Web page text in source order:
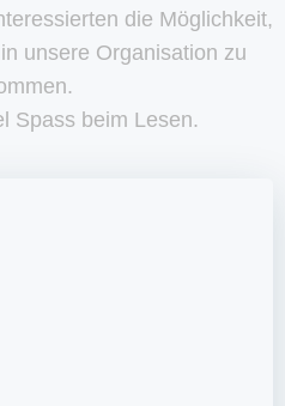
die Möglichkeit,
unsere Organisation zu
Spass beim Lesen.